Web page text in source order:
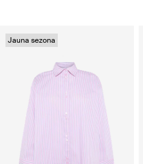
Jauna sezona